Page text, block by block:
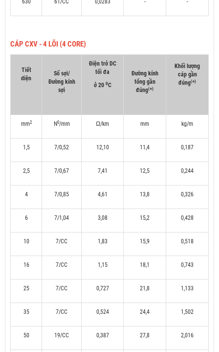
630 61/CC 0,0283 - -
CÁP CXV - 4 LÕI (4 CORE)
Tiết
diện
Số sợi/
Đường kính
sợi
Điện trở DC
tối đa
ở 20 0C
Đường kính
tổng gần
đúng(*)
Khối lượng
cáp gần
đúng(*)
mm2 N0/mm Ω/km mm kg/m
1,5 7/0,52 12,10 11,4 0,187
2,5 7/0,67 7,41 12,5 0,244
4 7/0,85 4,61 13,8 0,326
6 7/1,04 3,08 15,2 0,428
10 7/CC 1,83 15,9 0,518
16 7/CC 1,15 18,1 0,743
25 7/CC 0,727 21,8 1,133
35 7/CC 0,524 24,4 1,502
50 19/CC 0,387 27,8 2,016